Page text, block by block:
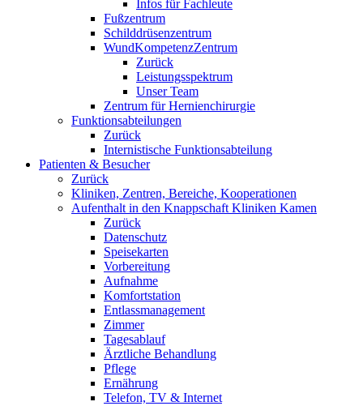
Infos für Fachleute
Fußzentrum
Schilddrüsenzentrum
WundKompetenzZentrum
Zurück
Leistungsspektrum
Unser Team
Zentrum für Hernienchirurgie
Funktionsabteilungen
Zurück
Internistische Funktionsabteilung
Patienten & Besucher
Zurück
Kliniken, Zentren, Bereiche, Kooperationen
Aufenthalt in den Knappschaft Kliniken Kamen
Zurück
Datenschutz
Speisekarten
Vorbereitung
Aufnahme
Komfortstation
Entlassmanagement
Zimmer
Tagesablauf
Ärztliche Behandlung
Pflege
Ernährung
Telefon, TV & Internet